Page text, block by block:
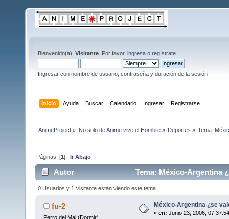
Bienvenido(a), Visitante . Por favor, ingresa o regístrate
Ingresar con nombre de usuario, contraseña y duración de la sesión
Inicio Ayuda Buscar Calendario Ingresar Registrarse
AnimeProject » No solo de Anime vive el Hombre» Deportes » Tema:
Páginas: [1]Ir Abajo
Autor Tema: México-Argentina
0 Usuarios y 1 Visitante están viendo este tema.
fu-2
Perro del Mal (Dormir)
México-Argentina ¿se
« en: Junio 23, 2006,